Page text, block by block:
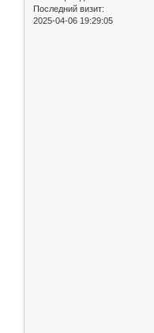
Последний визит:
2025-04-06 19:29:05